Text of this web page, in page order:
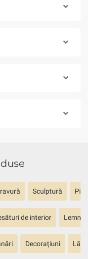
Sculptură
de interior Lemn
Decorațiuni